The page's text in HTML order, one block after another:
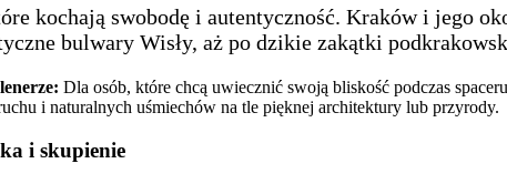
kochają swobodę i autentyczność. Kraków i jego
bulwary Wisły, aż po dzikie zakątki
Dla osób, które chcą uwiecznić swoją bliskość podczas
i naturalnych uśmiechów na tle pięknej architektury lub przyrody.
i skupienie